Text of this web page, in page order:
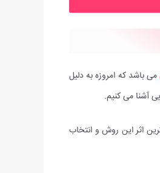
می باشد که امروزه به دلیل
آشنا می کنیم.
اثر این روش و انتخاب